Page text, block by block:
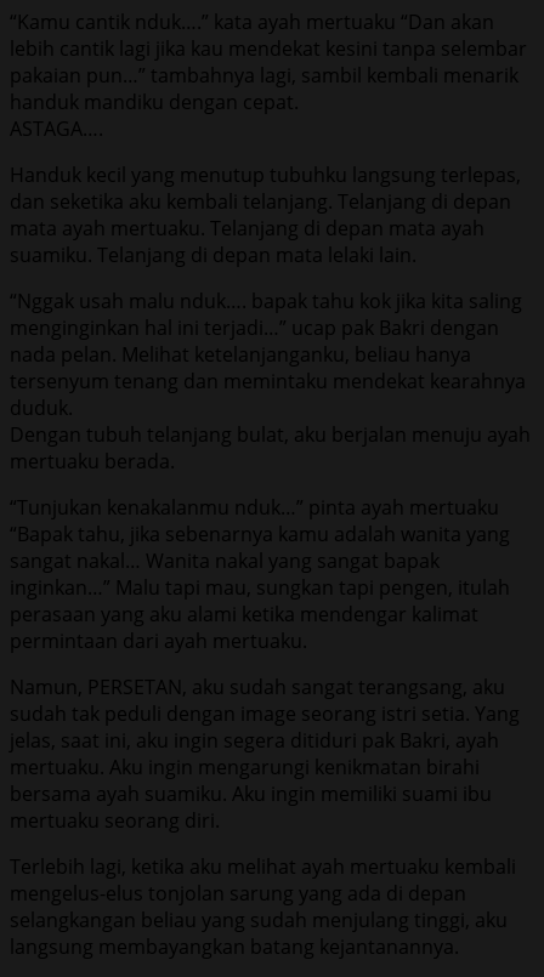
“Kamu cantik nduk….” kata ayah mertuaku “Dan akan
lebih cantik lagi jika kau mendekat kesini tanpa selembar
pakaian pun…” tambahnya lagi, sambil kembali menarik
handuk mandiku dengan cepat.
ASTAGA….
Handuk kecil yang menutup tubuhku langsung terlepas,
dan seketika aku kembali telanjang. Telanjang di depan
mata ayah mertuaku. Telanjang di depan mata ayah
suamiku. Telanjang di depan mata lelaki lain.
“Nggak usah malu nduk…. bapak tahu kok jika kita saling
menginginkan hal ini terjadi…” ucap pak Bakri dengan
nada pelan. Melihat ketelanjanganku, beliau hanya
tersenyum tenang dan memintaku mendekat kearahnya
duduk.
Dengan tubuh telanjang bulat, aku berjalan menuju ayah
mertuaku berada.
“Tunjukan kenakalanmu nduk…” pinta ayah mertuaku
“Bapak tahu, jika sebenarnya kamu adalah wanita yang
sangat nakal… Wanita nakal yang sangat bapak
inginkan…” Malu tapi mau, sungkan tapi pengen, itulah
perasaan yang aku alami ketika mendengar kalimat
permintaan dari ayah mertuaku.
Namun, PERSETAN, aku sudah sangat terangsang, aku
sudah tak peduli dengan image seorang istri setia. Yang
jelas, saat ini, aku ingin segera ditiduri pak Bakri, ayah
mertuaku. Aku ingin mengarungi kenikmatan birahi
bersama ayah suamiku. Aku ingin memiliki suami ibu
mertuaku seorang diri.
Terlebih lagi, ketika aku melihat ayah mertuaku kembali
mengelus-elus tonjolan sarung yang ada di depan
selangkangan beliau yang sudah menjulang tinggi, aku
langsung membayangkan batang kejantanannya.